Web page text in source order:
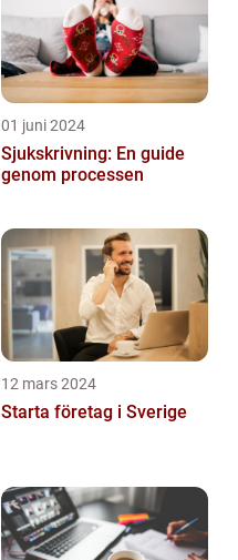
01 juni 2024
Sjukskrivning: En guide
genom processen
12 mars 2024
Starta företag i Sverige